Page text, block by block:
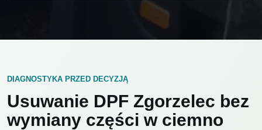
DIAGNOSTYKA PRZED DECYZJĄ
Usuwanie DPF Zgorzelec bez
wymiany części w ciemno